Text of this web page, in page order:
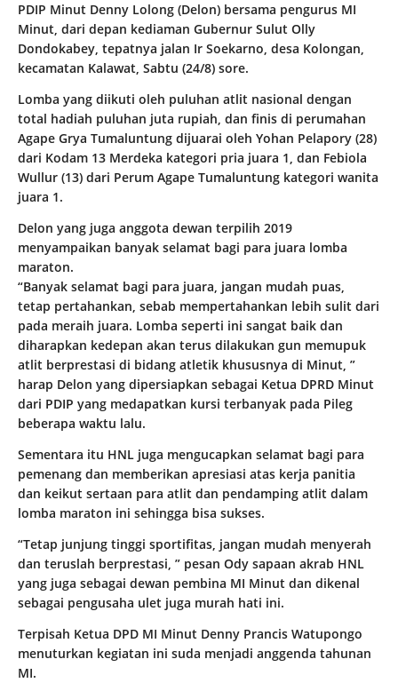
PDIP Minut Denny Lolong (Delon) bersama pengurus MI
Minut, dari depan kediaman Gubernur Sulut Olly
Dondokabey, tepatnya jalan Ir Soekarno, desa Kolongan,
kecamatan Kalawat, Sabtu (24/8) sore.
Lomba yang diikuti oleh puluhan atlit nasional dengan
total hadiah puluhan juta rupiah, dan finis di perumahan
Agape Grya Tumaluntung dijuarai oleh Yohan Pelapory (28)
dari Kodam 13 Merdeka kategori pria juara 1, dan Febiola
Wullur (13) dari Perum Agape Tumaluntung kategori wanita
juara 1.
Delon yang juga anggota dewan terpilih 2019
menyampaikan banyak selamat bagi para juara lomba
maraton.
“Banyak selamat bagi para juara, jangan mudah puas,
tetap pertahankan, sebab mempertahankan lebih sulit dari
pada meraih juara. Lomba seperti ini sangat baik dan
diharapkan kedepan akan terus dilakukan gun memupuk
atlit berprestasi di bidang atletik khususnya di Minut, ”
harap Delon yang dipersiapkan sebagai Ketua DPRD Minut
dari PDIP yang medapatkan kursi terbanyak pada Pileg
beberapa waktu lalu.
Sementara itu HNL juga mengucapkan selamat bagi para
pemenang dan memberikan apresiasi atas kerja panitia
dan keikut sertaan para atlit dan pendamping atlit dalam
lomba maraton ini sehingga bisa sukses.
“Tetap junjung tinggi sportifitas, jangan mudah menyerah
dan teruslah berprestasi, ” pesan Ody sapaan akrab HNL
yang juga sebagai dewan pembina MI Minut dan dikenal
sebagai pengusaha ulet juga murah hati ini.
Terpisah Ketua DPD MI Minut Denny Prancis Watupongo
menuturkan kegiatan ini suda menjadi anggenda tahunan
MI.